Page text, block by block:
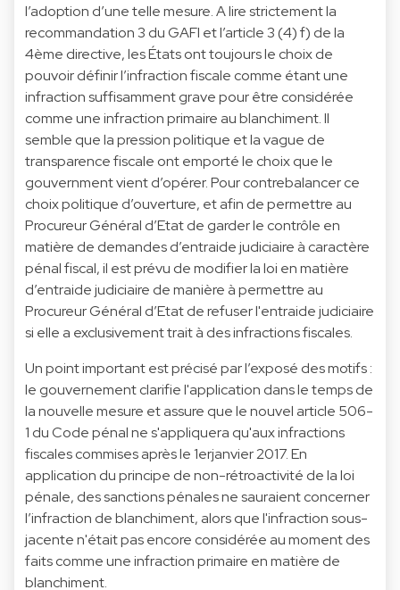
l’adoption d’une telle mesure. A lire strictement la
recommandation 3 du GAFI et l’article 3 (4) f) de la
4ème directive, les États ont toujours le choix de
pouvoir définir l’infraction fiscale comme étant une
infraction suffisamment grave pour être considérée
comme une infraction primaire au blanchiment. Il
semble que la pression politique et la vague de
transparence fiscale ont emporté le choix que le
gouvernment vient d’opérer. Pour contrebalancer ce
choix politique d’ouverture, et afin de permettre au
Procureur Général d’Etat de garder le contrôle en
matière de demandes d’entraide judiciaire à caractère
pénal fiscal, il est prévu de modifier la loi en matière
d’entraide judiciaire de manière à permettre au
Procureur Général d’Etat de refuser l'entraide judiciaire
si elle a exclusivement trait à des infractions fiscales.
Un point important est précisé par l’exposé des motifs :
le gouvernement clarifie l'application dans le temps de
la nouvelle mesure et assure que le nouvel article 506-
1 du Code pénal ne s'appliquera qu'aux infractions
fiscales commises après le 1erjanvier 2017. En
application du principe de non-rétroactivité de la loi
pénale, des sanctions pénales ne sauraient concerner
l’infraction de blanchiment, alors que l'infraction sous-
jacente n'était pas encore considérée au moment des
faits comme une infraction primaire en matière de
blanchiment.